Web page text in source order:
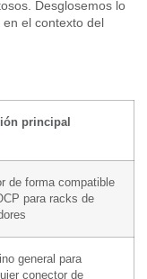
Desglosemos lo
el contexto del
principal
de forma compatible
para racks de
general para
conector de